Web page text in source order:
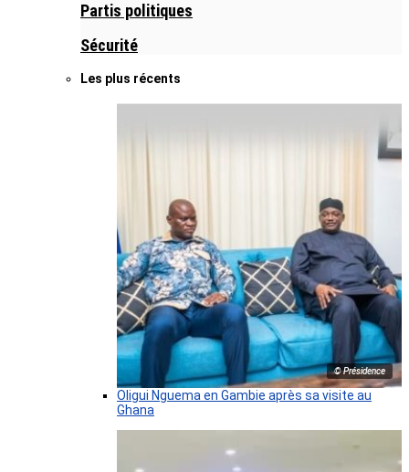
Partis politiques
Sécurité
Les plus récents
© Présidence
Oligui Nguema en Gambie après sa visite au
Ghana